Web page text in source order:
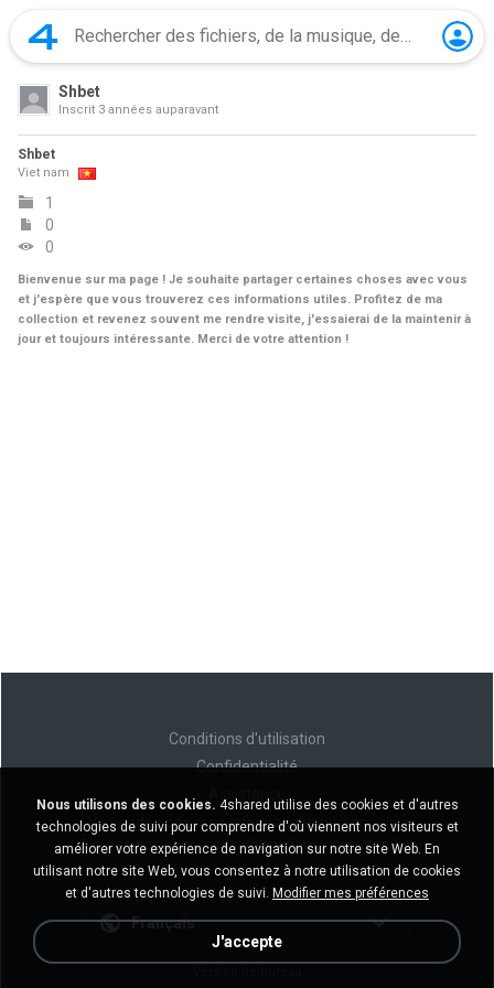
Shbet
Inscrit 3 années auparavant
Shbet
Viet nam
1
0
0
Bienvenue sur ma page ! Je souhaite partager certaines choses avec vous
et j'espère que vous trouverez ces informations utiles. Profitez de ma
collection et revenez souvent me rendre visite, j'essaierai de la maintenir à
jour et toujours intéressante. Merci de votre attention !
Conditions d'utilisation
Confidentialité
Ne vendez pas mes informations personnelles
Ne pas partager mes informations personnelles
Français
Nous utilisons des cookies. 4shared utilise des cookies et d'autres
technologies de suivi pour comprendre d'où viennent nos visiteurs et
améliorer votre expérience de navigation sur notre site Web. En
utilisant notre site Web, vous consentez à notre utilisation de cookies
et d'autres technologies de suivi. Modifier mes préférences
J'accepte